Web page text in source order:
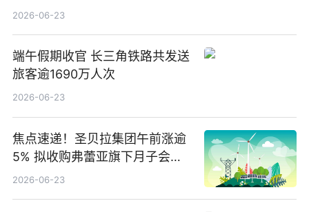
2026-06-23
端午假期收官 长三角铁路共发送
旅客逾1690万人次
2026-06-23
焦点速递！圣贝拉集团午前涨逾
5% 拟收购弗蕾亚旗下月子会所
业务少数股权
2026-06-23